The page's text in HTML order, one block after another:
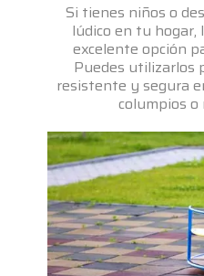
Si tienes niños o
lúdico en tu hogar,
excelente opción
Puedes utilizarlos
resistente y segura
columpios o